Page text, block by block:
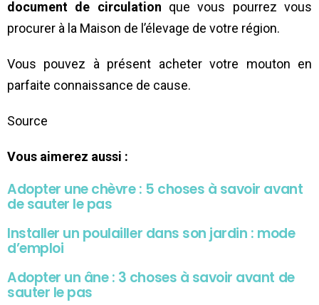
document de circulation que vous pourrez vous
procurer à la Maison de l’élevage de votre région.
Vous pouvez à présent acheter votre mouton en
parfaite connaissance de cause.
Source
Vous aimerez aussi :
Adopter une chèvre : 5 choses à savoir avant
de sauter le pas
Installer un poulailler dans son jardin : mode
d’emploi
Adopter un âne : 3 choses à savoir avant de
sauter le pas